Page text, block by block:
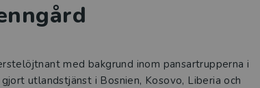
med bakgrund inom pansartrupperna i
utlandstjänst i Bosnien, Kosovo, Liberia och